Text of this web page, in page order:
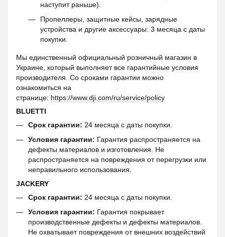
наступит раньше).
Пропеллеры, защитные кейсы, зарядные
устройства и другие аксессуары: 3 месяца с даты
покупки.
Мы единственный официальный розничный магазин в
Украине, который выполняет все гарантийные условия
производителя. Со сроками гарантии можно
ознакомиться на
странице: https://www.dji.com/ru/service/policy
BLUETTI
Срок гарантии: 24 месяца с даты покупки.
Условия гарантии: Гарантия распространяется на
дефекты материалов и изготовления. Не
распространяется на повреждения от перегрузки или
неправильного использования.
JACKERY
Срок гарантии: 24 месяца с даты покупки.
Условия гарантии: Гарантия покрывает
производственные дефекты и дефекты материалов.
Не охватывает повреждения от внешних воздействий